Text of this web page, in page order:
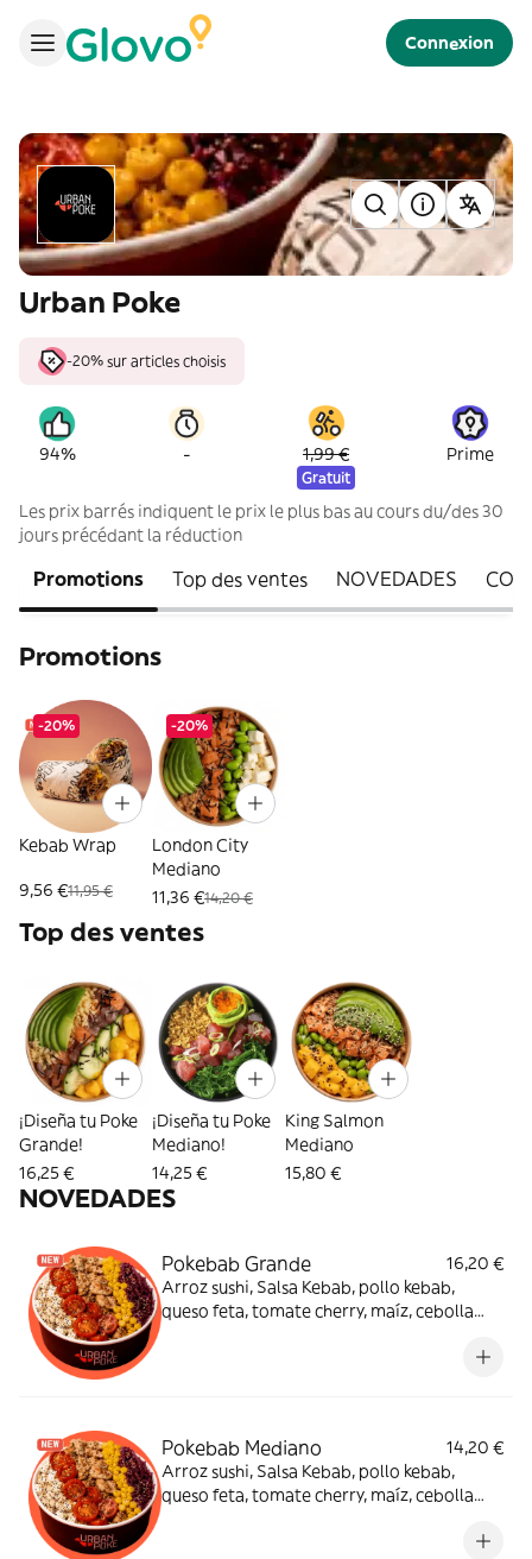
Connexion
Urban Poke
-20% sur articles choisis
94% - 1,99 €
Gratuit
Prime
Les prix barrés indiquent le prix le plus bas au cours du/des 30
jours précédant la réduction
Promotions Top des ventes NOVEDADES
Promotions
-20%
Kebab Wrap
9,56 €11,95 €
-20%
London City
Mediano
11,36 €14,20 €
Top des ventes
¡Diseña tu Poke
Grande!
16,25 €
¡Diseña tu Poke
Mediano!
14,25 €
King Salmon
Mediano
15,80 €
NOVEDADES
Pokebab Grande
16,20 €
Arroz sushi, Salsa Kebab, pollo kebab,
queso feta, tomate cherry, maíz, cebolla
Pokebab Mediano
14,20 €
Arroz sushi, Salsa Kebab, pollo kebab,
queso feta, tomate cherry, maíz, cebolla